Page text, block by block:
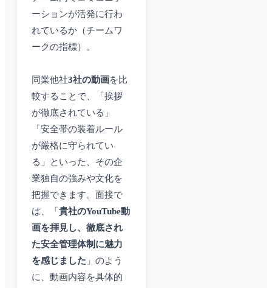
ーションが活発に行わ
れているか（チームワ
ークの指標）。
同業他社3社の動画を比
較することで、「挨拶
が徹底されている」
「安全帯の装着ルール
が厳格に守られてい
る」といった、その企
業独自の強みや文化を
把握できます。面接で
は、「 貴社のYouTube動
画を拝見し、徹底され
た安全管理体制に魅力
を感じました 」のよう
に、動画内容を具体的